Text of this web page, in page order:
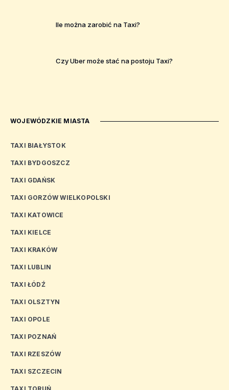
Ile można zarobić na Taxi?
Czy Uber może stać na postoju Taxi?
WOJEWÓDZKIE MIASTA
TAXI BIAŁYSTOK
TAXI BYDGOSZCZ
TAXI GDAŃSK
TAXI GORZÓW WIELKOPOLSKI
TAXI KATOWICE
TAXI KIELCE
TAXI KRAKÓW
TAXI LUBLIN
TAXI ŁÓDŹ
TAXI OLSZTYN
TAXI OPOLE
TAXI POZNAŃ
TAXI RZESZÓW
TAXI SZCZECIN